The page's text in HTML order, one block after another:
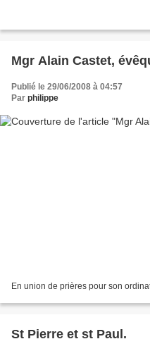
Mgr Alain Castet,
Publié le 29/06/2008 à 04:57
Par philippe
En union de prières pour son
St Pierre et st Paul.